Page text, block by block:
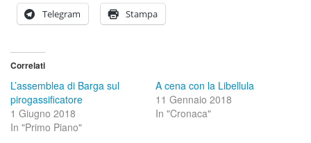
Telegram Stampa
Correlati
L’assemblea di Barga sul
pirogassificatore
1 Giugno 2018
In "Primo Piano"
A cena con la Libellula
11 Gennaio 2018
In "Cronaca"